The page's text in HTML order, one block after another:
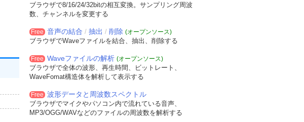
ブラウザで8/16/24/32bitの相互変換。サンプリング周波
数、チャンネルを変更する
Free 音声の結合 / 抽出 / 削除 (オープンソース)
ブラウザでWaveファイルを結合、抽出、削除する
Free Waveファイルの解析 (オープンソース)
ブラウザで全体の波形、再生時間、ビットレート、
WaveFomat構造体を解析して表示する
Free 波形データと周波数スペクトル
ブラウザでマイクやパソコン内で流れている音声、
MP3/OGG/WAVなどのファイルの周波数を解析する